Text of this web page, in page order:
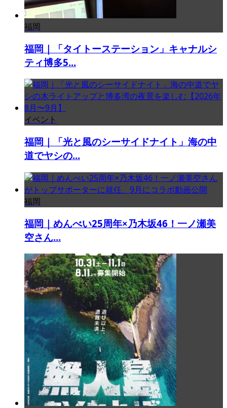
福岡
福岡｜「タイトーステーション」キャナルシ
ティ博多5...
イベント
福岡｜「光と風のシーサイドナイト」海の中
道でヤシの...
福岡
福岡｜めんべい25周年×乃木坂46！一ノ瀬美
空さん...